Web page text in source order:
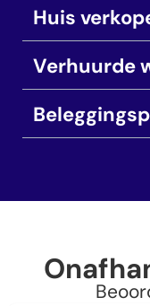
Huis
Verhuurde